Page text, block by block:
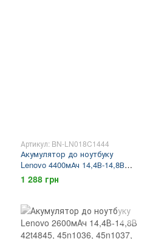
Артикул: BN-LN018C1444
Акумулятор до ноутбуку
Lenovo 4400мАч 14,4В-14,8В
l13s4a01, l13m4a01, lenovo b50-
30, lenovo b50, lenovo b50-70,
lenovo b40-30
1 288 грн